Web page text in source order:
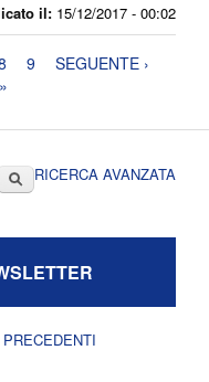
il: 15/12/2017 - 00:02
9
SEGUENTE ›
RICERCA AVANZATA